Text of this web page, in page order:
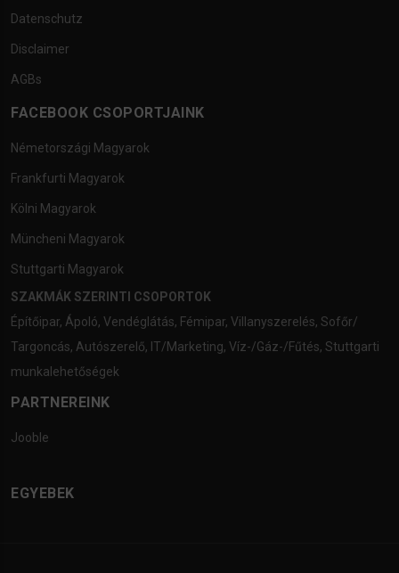
Datenschutz
Disclaimer
AGBs
FACEBOOK CSOPORTJAINK
Németországi Magyarok
Frankfurti Magyarok
Kölni Magyarok
Müncheni Magyarok
Stuttgarti Magyarok
SZAKMÁK SZERINTI CSOPORTOK
Építőipar, Ápoló, Vendéglátás, Fémipar, Villanyszerelés, Sofőr/
Targoncás, Autószerelő, IT/Marketing, Víz-/Gáz-/Fűtés, Stuttgarti
munkalehetőségek
PARTNEREINK
Jooble
EGYEBEK